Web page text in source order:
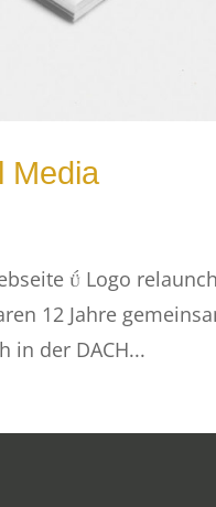
Media
 Logo
12 Jahre
in der DACH...